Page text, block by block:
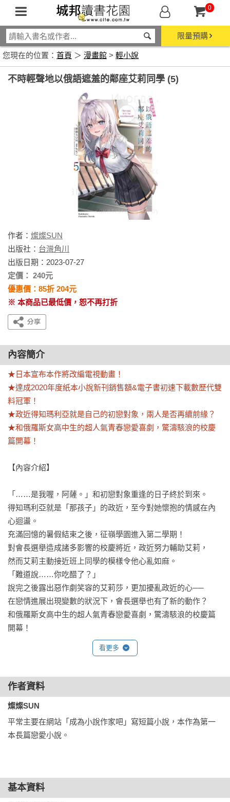
0
限量預購
您現在的位置： 首頁 ＞ 漫畫館 > 輕小說
不時輕聲地以俄語遮羞的鄰座艾莉同學 (5)
作者： 燦燦SUN
出版社： 台灣角川
出版日期：2023-07-27
定價： 240元
優惠價：85折 204元
※ 本商品已最低價，恕不再打折
內容簡介
★日本宣布本作將改編電視動畫！
★達成2020年度紙本小說新刊銷售額&電子書初速下載數歷代雙
料冠軍！
★政近得知瑪利亞就是自己的初戀對象，兩人是否再續前緣？
★和俄羅斯女高中生的超人氣青春戀愛喜劇，驚濤駭浪的校慶
篇開幕！
【內容介紹】
「……是我喔，阿薩。」和初戀對象重逢的日子終於到來。
得知瑪利亞就是「那孩子」的政近，至今對她懷抱的情感在內
心迴盪。
充滿回憶的暑假結束之後，征嶺學園進入第二學期！
對會長選舉造成諸多影響的校慶將近，政近努力輔助艾莉，
然而艾莉主動接近班上同學的模樣令他心亂如麻。
「難道說……你吃醋了？」
說完之後露出惡作劇笑容的艾莉莎，更加擾亂政近的心──
在戀情進展出現變數的狀況下，會長選舉也有了新的動作？
和俄羅斯女高中生的超人氣青春戀愛喜劇，驚濤駭浪的校慶篇
開幕！
看更多
作者資料
燦燦SUN
平常主要在網站「成為小說作家吧」寫短篇小說，本作為第一
本長篇戀愛小說。
基本資料